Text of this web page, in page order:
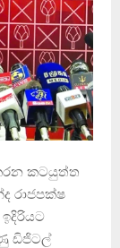
කටයුත්ත
රාජපක්ෂ
ඩිජිටල්